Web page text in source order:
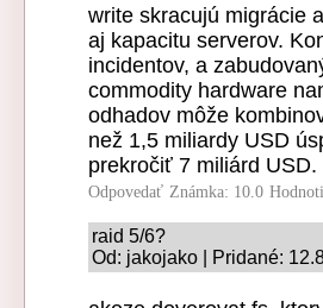
write skracujú migrácie
aj kapacitu serverov.
incidentov, a
commodity hardware
odhadov môže
než 1,5 miliardy USD
prekročiť 7 miliárd USD.
Odpovedať Známka: 10.0
raid 5/6?
Od: jakojako | Pridané: